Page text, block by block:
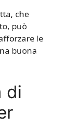
che
può
le
buona
di